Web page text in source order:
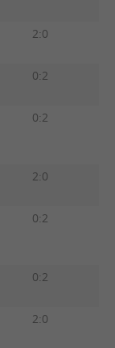
2:0
0:2
0:2
2:0
0:2
0:2
2:0